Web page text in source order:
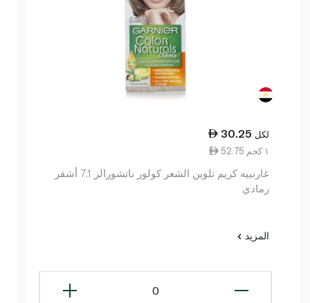
30.25 لكل
52.75 ١ كجم
غارنييه كريم تلوين الشعر كولور ناتشورالز 7.1 أشقر
رمادي
المزيد
0